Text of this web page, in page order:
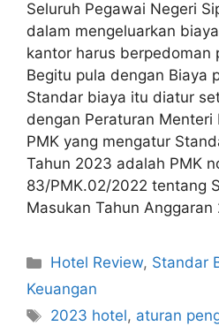
Seluruh Pegawai Negeri
dalam mengeluarkan
kantor harus berpedoman
Begitu pula dengan Biaya
Standar biaya itu diatur
dengan Peraturan Menteri
PMK yang mengatur
Tahun 2023 adalah PMK
83/PMK.02/2022 tentang
Masukan Tahun
Categories
Hotel Review, Standar
Keuangan
Tags
2023 hotel, aturan